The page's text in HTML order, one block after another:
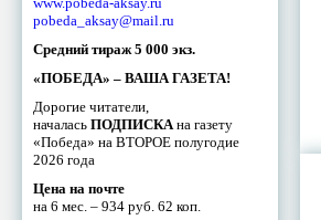
pobeda_aksay@mail.ru
Средний тираж 5 000 экз.
«ПОБЕДА» – ВАША ГАЗЕТА!
Дорогие читатели,
началась ПОДПИСКА на газету
«Победа» на ВТОРОЕ полугодие
2026 года
Цена на почте
на 6 мес. – 934 руб. 62 коп.